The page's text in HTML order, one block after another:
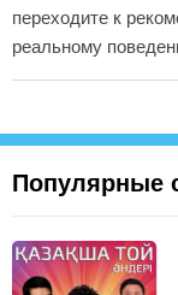
переходите к
реальному
Популярные